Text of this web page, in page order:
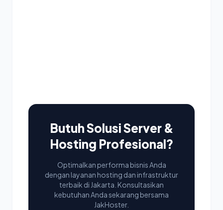
Butuh Solusi Server &
Hosting Profesional?
Optimalkan performa bisnis Anda
dengan layanan hosting dan infrastruktur
terbaik di Jakarta. Konsultasikan
kebutuhan Anda sekarang bersama
JakHoster.